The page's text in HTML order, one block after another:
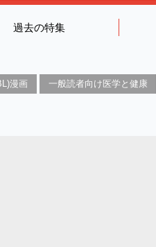
過去の特集
漫画 一般読者向け医学と健康